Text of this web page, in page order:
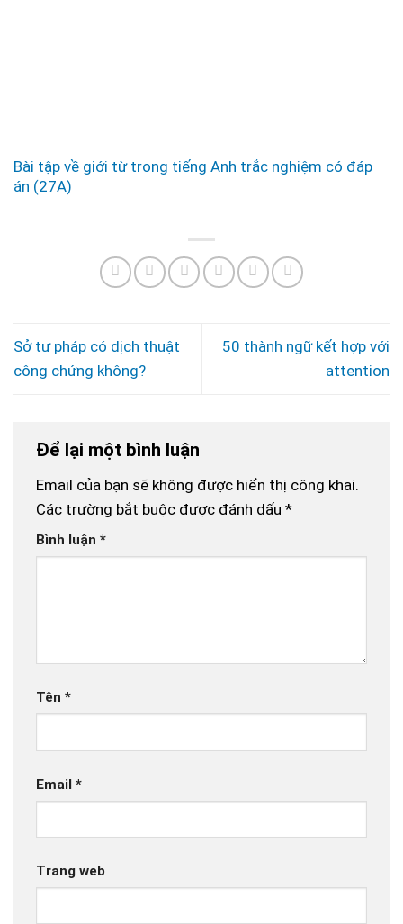
Bài tập về giới từ trong tiếng Anh trắc nghiệm có đáp
án (27A)
Sở tư pháp có dịch thuật
công chứng không?
50 thành ngữ kết hợp với
attention
Để lại một bình luận
Email của bạn sẽ không được hiển thị công khai.
Các trường bắt buộc được đánh dấu *
Bình luận *
Tên *
Email *
Trang web